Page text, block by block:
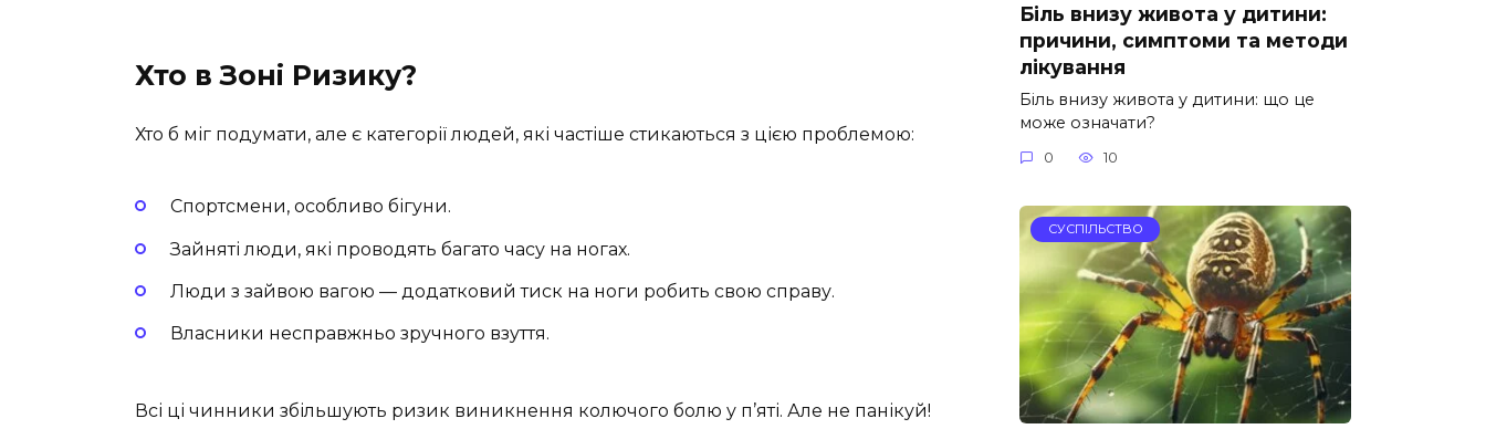
Хто в Зоні Ризику?
Хто б міг подумати, але є категорії людей, які частіше стикаються з цією проблемою:
Спортсмени, особливо бігуни.
Зайняті люди, які проводять багато часу на ногах.
Люди з зайвою вагою — додатковий тиск на ноги робить свою справу.
Власники несправжньо зручного взуття.
Всі ці чинники збільшують ризик виникнення колючого болю у п’яті. Але не панікуй!
Біль внизу живота у дитини:
причини, симптоми та методи
лікування
Біль внизу живота у дитини: що це
може означати?
0 10
СУСПІЛЬСТВО